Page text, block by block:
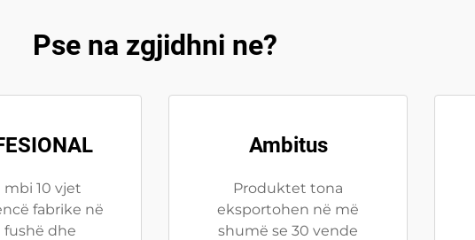
Pse na zgjidhni ne?
mbi 10 vjet
fabrike në
fushë dhe
Ambitus
Produktet tona
eksportohen në më
shumë se 30 vende